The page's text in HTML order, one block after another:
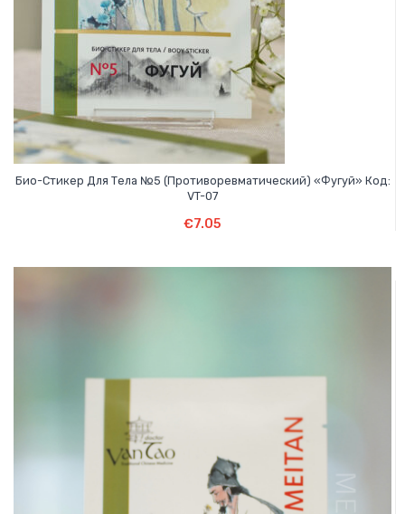
БИЗНЕС ВОЗМОЖНОСТИ
Био-Стикер Для Тела №5 (противоревматический) «Фугуй» Код:
VT-07
€7.05